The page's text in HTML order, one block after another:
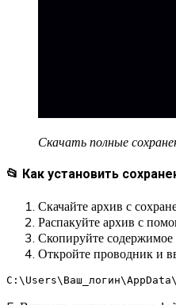
Скачать полные
📂 Как установить
Скачайте архив с
Распакуйте архив с
Скопируйте содержимое
Откройте проводник и